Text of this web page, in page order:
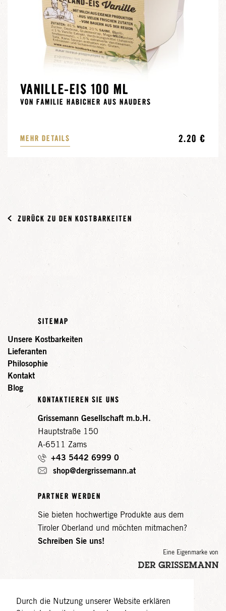
Durch die Nutzung unserer Website erklären
VANILLE-EIS 100 ML
VON FAMILIE HABICHER AUS NAUDERS
MEHR DETAILS 2.20 €
ZURÜCK ZU DEN KOSTBARKEITEN
SITEMAP
Unsere Kostbarkeiten
Lieferanten
Philosophie
Kontakt
Blog
KONTAKTIEREN SIE UNS
Grissemann Gesellschaft m.b.H.
Hauptstraße 150
A-6511 Zams
+43 5442 6999 0
shop@dergrissemann.at
PARTNER WERDEN
Sie bieten hochwertige Produkte aus dem
Tiroler Oberland und möchten mitmachen?
Schreiben Sie uns!
Eine Eigenmarke von